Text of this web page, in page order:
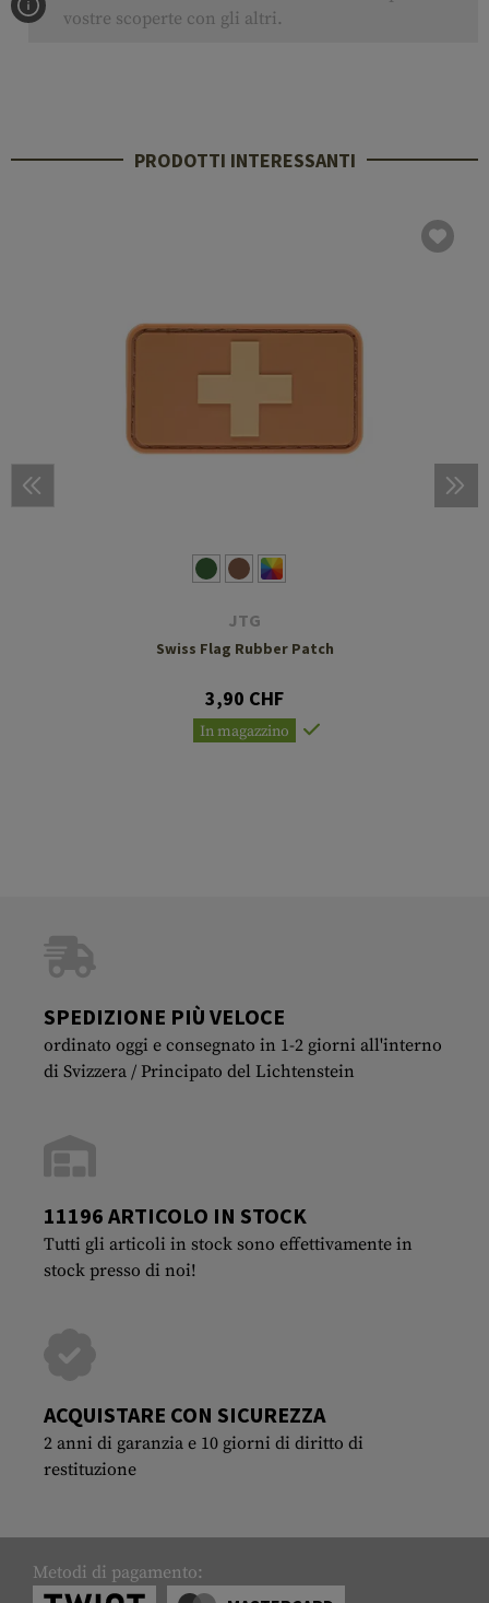
vostre scoperte con gli altri.
PRODOTTI INTERESSANTI
JTG
Swiss Flag Rubber Patch
3,90 CHF
In magazzino
SPEDIZIONE PIÙ VELOCE
ordinato oggi e consegnato in 1-2 giorni all'interno
di Svizzera / Principato del Lichtenstein
11196 ARTICOLO IN STOCK
Tutti gli articoli in stock sono effettivamente in
stock presso di noi!
ACQUISTARE CON SICUREZZA
2 anni di garanzia e 10 giorni di diritto di
restituzione
Metodi di pagamento: